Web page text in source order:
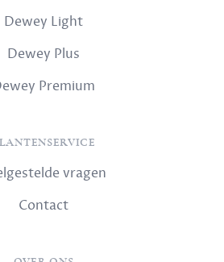
Dewey Light
Dewey Plus
Premium
vragen
Contact